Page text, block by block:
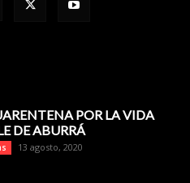
POR LA VIDA
DE ABURRÁ
13 agosto, 2020